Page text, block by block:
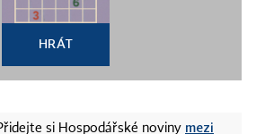
HRÁT
si Hospodářské noviny mezi